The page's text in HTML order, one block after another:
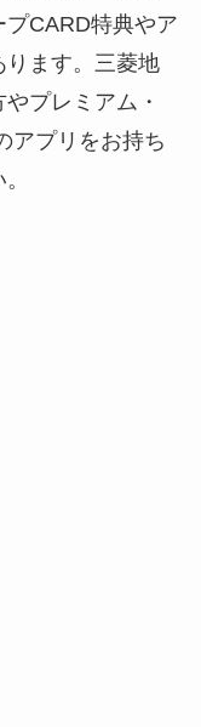
CARD特典やア
ります。三菱地
プレミアム・
アプリをお持ち